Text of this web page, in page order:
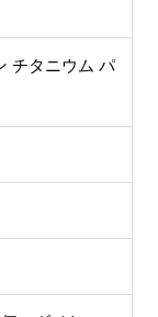
チタニウム パ